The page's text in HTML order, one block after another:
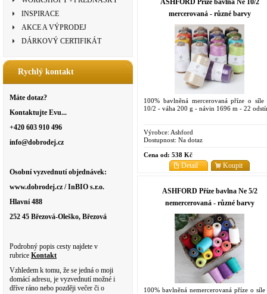
INSPIRACE
AKCE A VÝPRODEJ
DÁRKOVÝ CERTIFIKÁT
Rychlý kontakt
Máte dotaz?
Kontaktujte Evu...
+420 603 910 496
info@dobrodej.cz
Osobní vyzvednutí objednávek:
www.dobrodej.cz / InBIO s.r.o.
Hlavní 488
252 45 Březová-Oleško, Březová
Podrobný popis cesty najdete v
rubrice Kontakt
Vzhledem k tomu, že se jedná o moji
domácí adresu, je vyzvednutí možné i
dříve ráno nebo později večer či o
mercerovaná - různé barvy
100% bavlněná mercerovaná příze o síle
10/2 - váha 200 g - návin 1696 m - 22
Výrobce: Ashford
Dostupnost: Na dotaz
Cena od: 538 Kč
Koupit
Detail
ASHFORD Příze bavlna Ne 5/2
nemercerovaná - různé barvy
100% bavlněná nemercerovaná příze o síle